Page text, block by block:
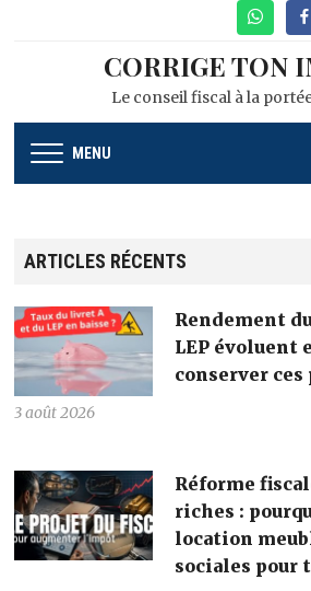
CORRIGE TON
Le conseil fiscal à la
MENU
ARTICLES RÉCENTS
Rendement
LEP évoluent
conserver ces
3 août 2026
Réforme
riches :
location
sociales pour